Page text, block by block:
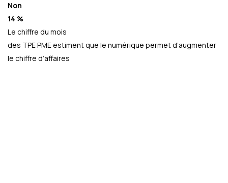
Non
14 %
Le chiffre du mois
des TPE PME estiment que le numérique permet d’augmenter
le chiffre d’affaires